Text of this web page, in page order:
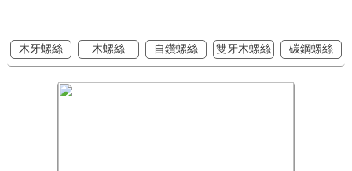
木牙螺絲 木螺絲 自鑽螺絲 雙牙木螺絲 碳鋼螺絲